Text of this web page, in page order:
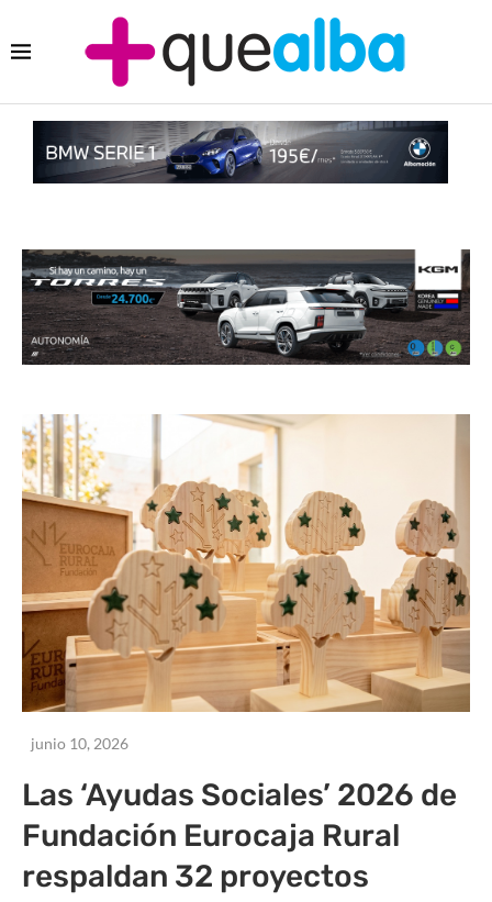
junio 10, 2026
Las ‘Ayudas Sociales’ 2026 de
Fundación Eurocaja Rural
respaldan 32 proyectos